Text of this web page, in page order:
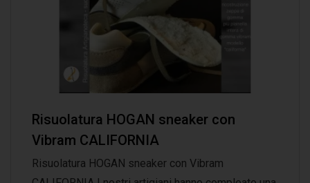
Risuolatura HOGAN sneaker con
Vibram CALIFORNIA
Risuolatura HOGAN sneaker con Vibram